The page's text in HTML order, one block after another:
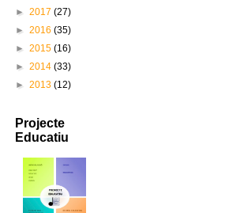
► 2017 (27)
► 2016 (35)
► 2015 (16)
► 2014 (33)
► 2013 (12)
Projecte
Educatiu